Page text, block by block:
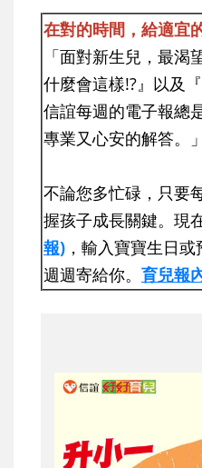
在對的時間，給適宜
「面對新生兒，最渴
什麼會這樣!?』以及
信誼每週的電子報總
專業又心安的解答。
不論您多忙碌，只要
握孩子成長關鍵。現
報) ，輸入寶寶生日
週週寄給你。 育兒報